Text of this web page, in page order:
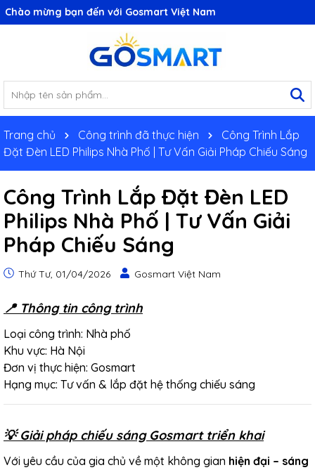
Chuyên đèn LED Philips chính hãng
Trang chủ Công trình đã thực hiện
Công Trình Lắp
Đặt Đèn LED Philips Nhà Phố | Tư Vấn Giải Pháp Chiếu Sáng
Công Trình Lắp Đặt Đèn LED
Philips Nhà Phố | Tư Vấn Giải
Pháp Chiếu Sáng
Thứ Tư, 01/04/2026 Gosmart Việt Nam
📍 Thông tin công trình
Loại công trình: Nhà phố
Khu vực: Hà Nội
Đơn vị thực hiện: Gosmart
Hạng mục: Tư vấn & lắp đặt hệ thống chiếu sáng
💡 Giải pháp chiếu sáng Gosmart triển khai
Với yêu cầu của gia chủ về một không gian hiện đại – sáng